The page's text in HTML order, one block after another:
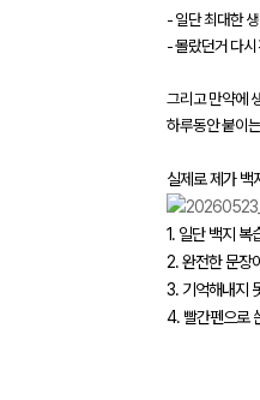
- 일단 최대한
- 몰랐던거 다
그리고 만약에
하루동안 붙이
실제로 제가 백
1. 일단 백지 복
2. 완전한 문장
3. 기억해내지
4. 빨간펜으로